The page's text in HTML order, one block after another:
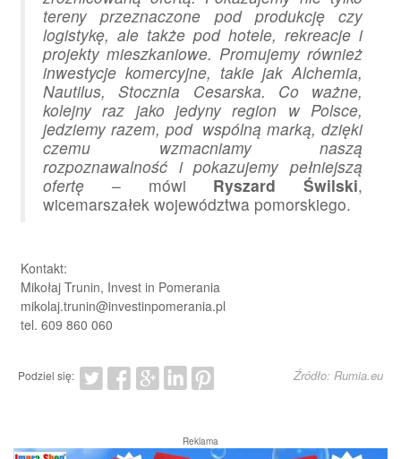
tereny przeznaczone pod produkcję czy
logistykę, ale także pod hotele, rekreacje i
projekty mieszkaniowe. Promujemy również
inwestycje komercyjne, takie jak Alchemia,
Nautilus, Stocznia Cesarska. Co ważne,
kolejny raz jako jedyny region w Polsce,
jedziemy razem, pod wspólną marką, dzięki
czemu wzmacniamy naszą
rozpoznawalność i pokazujemy pełniejszą
ofertę – mówi Ryszard Świlski,
wicemarszałek województwa pomorskiego.
Kontakt:
Mikołaj Trunin, Invest in Pomerania
mikolaj.trunin@investinpomerania.pl
tel. 609 860 060
Podziel się: Źródło: Rumia.eu
Reklama